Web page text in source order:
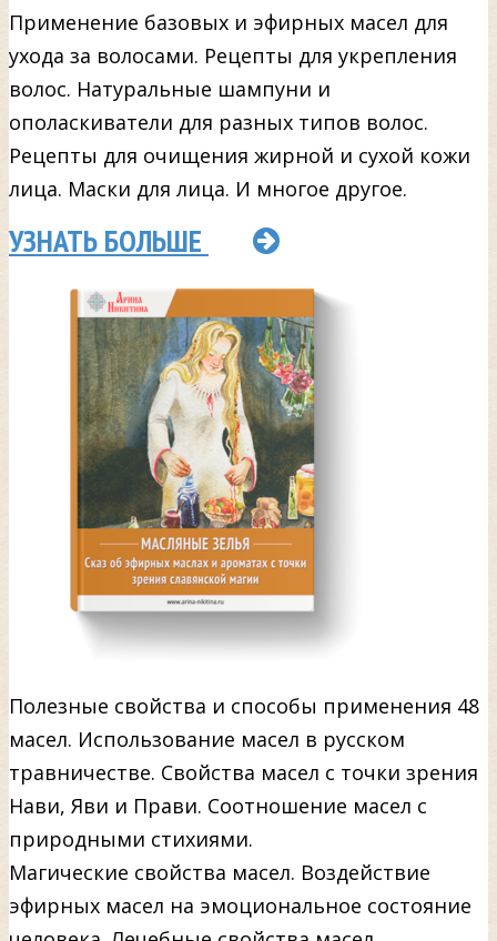
Применение базовых и эфирных масел для
ухода за волосами. Рецепты для укрепления
волос. Натуральные шампуни и
ополаскиватели для разных типов волос.
Рецепты для очищения жирной и сухой кожи
лица. Маски для лица. И многое другое.
УЗНАТЬ БОЛЬШЕ
Полезные свойства и способы применения 48
масел. Использование масел в русском
травничестве. Свойства масел с точки зрения
Нави, Яви и Прави. Соотношение масел с
природными стихиями.
Магические свойства масел. Воздействие
эфирных масел на эмоциональное состояние